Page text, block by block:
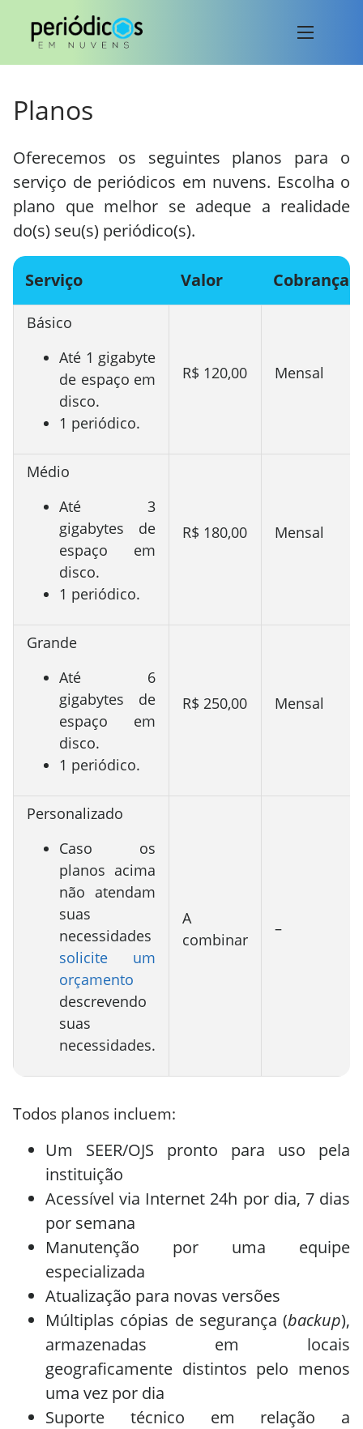
Planos
Oferecemos os seguintes planos para o
serviço de periódicos em nuvens. Escolha o
plano que melhor se adeque a realidade
do(s) seu(s) periódico(s).
Serviço Valor Cobrança
Básico
Até 1 gigabyte
de espaço em
disco.
1 periódico.
R$ 120,00 Mensal
Médio
Até 3
gigabytes de
espaço em
disco.
1 periódico.
R$ 180,00 Mensal
Grande
Até 6
gigabytes de
espaço em
disco.
1 periódico.
R$ 250,00 Mensal
Personalizado
Caso os
planos acima
não atendam
suas
necessidades
solicite um
orçamento
descrevendo
suas
necessidades.
A
combinar
–
Todos planos incluem:
Um SEER/OJS pronto para uso pela
instituição
Acessível via Internet 24h por dia, 7 dias
por semana
Manutenção por uma equipe
especializada
Atualização para novas versões
Múltiplas cópias de segurança (backup),
armazenadas em locais
geograficamente distintos pelo menos
uma vez por dia
Suporte técnico em relação a